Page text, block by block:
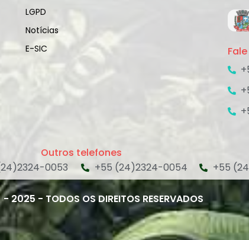
LGPD
Notícias
E-SIC
Outros telefones
0053 +55 (24)2324-0054 +55
- 2025 - TODOS OS DIREITOS RESERVADOS